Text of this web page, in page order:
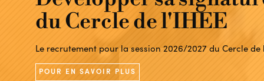
La Session Annuelle 27 :
face à la reconfiguration du monde
du Cercle de l'IHEE
Le recrutement pour la session 2026/2027 du Cercle de
POUR EN SAVOIR PLUS
POUR EN SAVOIR PLUS
POUR EN SAVOIR PLUS